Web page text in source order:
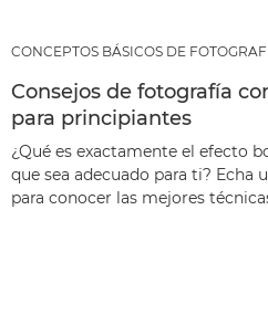
CONCEPTOS BÁSICOS DE
Consejos de fotografía
para principiantes
¿Qué es exactamente el efecto
que sea adecuado para ti? Echa
para conocer las mejores